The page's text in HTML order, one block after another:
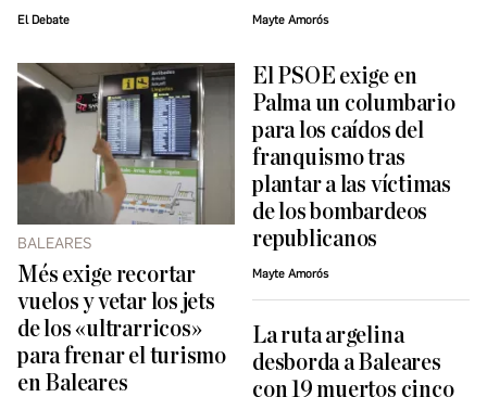
El Debate Mayte Amorós
BALEARES
Més exige recortar
vuelos y vetar los jets
de los «ultrarricos»
para frenar el turismo
en Baleares
El PSOE exige en
Palma un columbario
para los caídos del
franquismo tras
plantar a las víctimas
de los bombardeos
republicanos
Mayte Amorós
La ruta argelina
desborda a Baleares
con 19 muertos cinco